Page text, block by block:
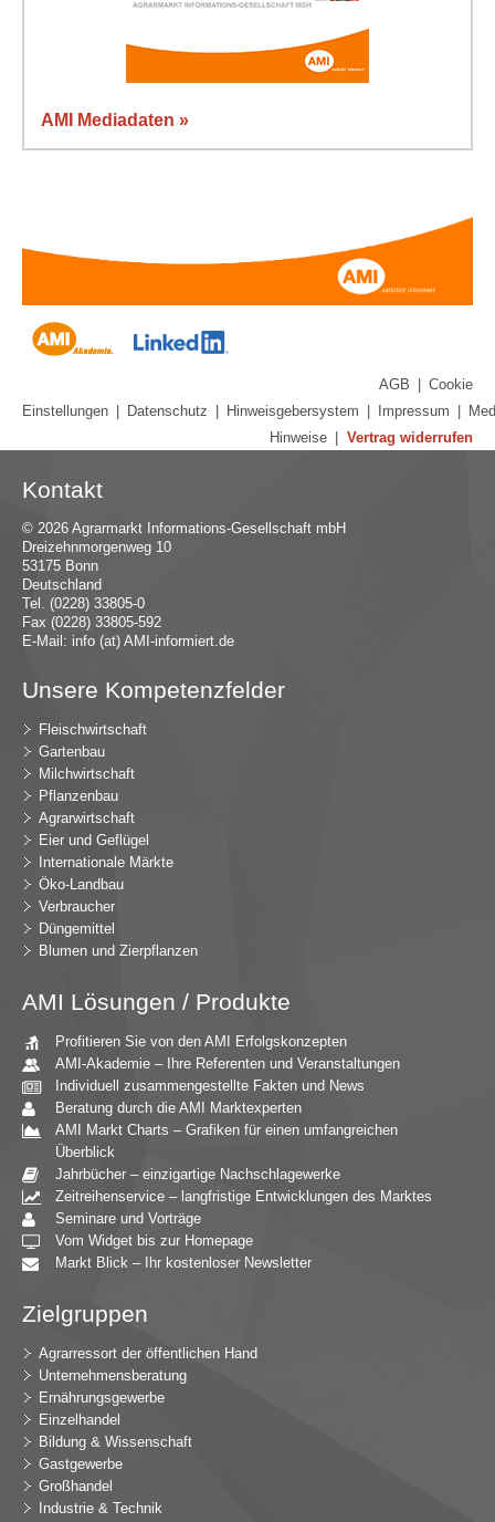
AMI Mediadaten »
AGB
Cookie
Einstellungen
Datenschutz Hinweisgebersystem Impressum
Hinweise
Vertrag widerrufen
Kontakt
© 2026 Agrarmarkt Informations-Gesellschaft mbH
Dreizehnmorgenweg 10
53175 Bonn
Deutschland
Tel. (0228) 33805-0
Fax (0228) 33805-592
E-Mail: info (at) AMI-informiert.de
Unsere Kompetenzfelder
Fleischwirtschaft
Gartenbau
Milchwirtschaft
Pflanzenbau
Agrarwirtschaft
Eier und Geflügel
Internationale Märkte
Öko-Landbau
Verbraucher
Düngemittel
Blumen und Zierpflanzen
AMI Lösungen / Produkte
Profitieren Sie von den AMI Erfolgskonzepten
AMI-Akademie – Ihre Referenten und Veranstaltungen
Individuell zusammengestellte Fakten und News
Beratung durch die AMI Marktexperten
AMI Markt Charts – Grafiken für einen umfangreichen
Überblick
Jahrbücher – einzigartige Nachschlagewerke
Zeitreihenservice – langfristige Entwicklungen des Marktes
Seminare und Vorträge
Vom Widget bis zur Homepage
Markt Blick – Ihr kostenloser Newsletter
Zielgruppen
Agrarressort der öffentlichen Hand
Unternehmensberatung
Ernährungsgewerbe
Einzelhandel
Bildung & Wissenschaft
Gastgewerbe
Großhandel
Industrie & Technik